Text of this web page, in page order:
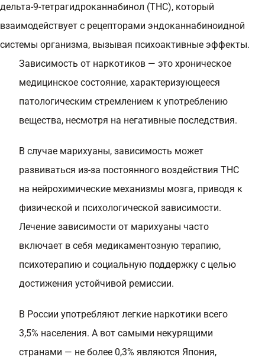
дельта-9-тетрагидроканнабинол (THC), который
взаимодействует с рецепторами эндоканнабиноидной
системы организма, вызывая психоактивные эффекты.
Зависимость от наркотиков — это хроническое
медицинское состояние, характеризующееся
патологическим стремлением к употреблению
вещества, несмотря на негативные последствия.
В случае марихуаны, зависимость может
развиваться из-за постоянного воздействия THC
на нейрохимические механизмы мозга, приводя к
физической и психологической зависимости.
Лечение зависимости от марихуаны часто
включает в себя медикаментозную терапию,
психотерапию и социальную поддержку с целью
достижения устойчивой ремиссии.
В России употребляют легкие наркотики всего
3,5% населения. А вот самыми некурящими
странами — не более 0,3% являются Япония,